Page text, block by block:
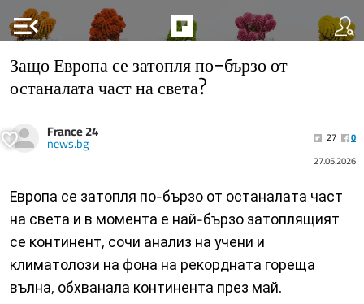
menu_open
Защо Европа се затопля по-бързо от
останалата част на света?
France 24
news.bg 27
0
27.05.2026
Европа се затопля по-бързо от останалата част
на света и в момента е най-бързо затоплящият
се континент, сочи анализ на учени и
климатолози на фона на рекордната гореща
вълна, обхванала континента през май.